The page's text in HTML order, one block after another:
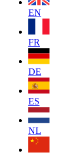
EN
FR
DE
ES
NL